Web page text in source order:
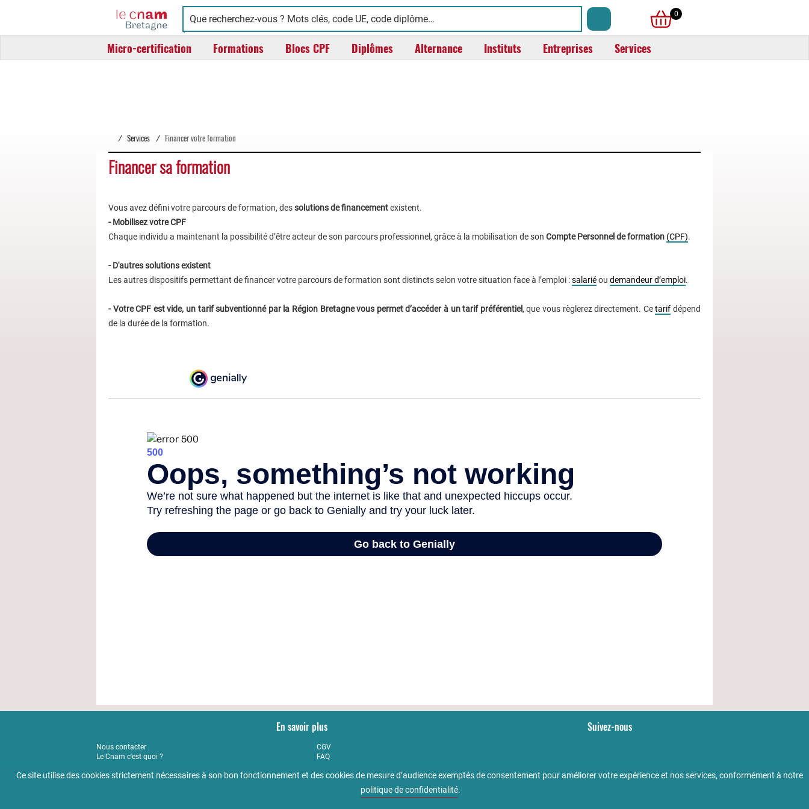
Cnam
Bretagne
Conservatoire
national
des
arts
0
Micro-certification Formations Blocs CPF Diplômes Alternance Instituts Entreprises Services
/ Services / Financer votre formation
Financer sa formation
Vous avez défini votre parcours de formation, dessolutions de financementexistent.
- Mobilisez votre CPF
Chaque individu a maintenant la possibilité d’être acteur de son parcours professionnel, grâce à la mobilisation de son Compte Personnel de formation (CPF).
- D'autres solutions existent
Les autres dispositifs permettant de financer votre parcours de formation sont distincts selon votre situation face à l’emploi :salariéou demandeur d’emploi.
- Votre CPF est vide, un tarif subventionné par la Région Bretagne vous permet d’accéder à un tarif préférentiel, que vous règlerez directement. Cetarif dépend
de la durée de la formation.
En savoir plus
Nous contacter
CGV
Le Cnam c'est quoi ?
FAQ
Mentions légales
Qualité
Accessibilité : non conforme
Suivez-nous
LinkedIn
Ce site utilise des cookies strictement nécessaires à son bon fonctionnement et des cookies de mesure d’audience exemptés de consentement pour améliorer votre expérience et nos services, conformément à notre
politique de confidentialité.